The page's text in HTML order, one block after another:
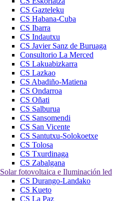
CS Gazteleku
CS Habana-Cuba
CS Ibarra
CS Indautxu
CS Javier Sanz de Buruaga
Consultorio La Merced
CS Lakuabizkarra
CS Lazkao
CS Abadiño-Matiena
CS Ondarroa
CS Oñati
CS Salburua
CS Sansomendi
CS San Vicente
CS Santutxu-Solokoetxe
CS Tolosa
CS Txurdinaga
CS Zabalgana
Solar fotovoltaica e Iluminación led
CS Durango-Landako
CS Kueto
CS La Paz